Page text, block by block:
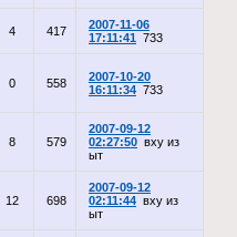
4 417
2007-11-06
17:11:41 733
0 558
2007-10-20
16:11:34 733
8 579
2007-09-12
02:27:50 вху из
ыт
12 698
2007-09-12
02:11:44 вху из
ыт